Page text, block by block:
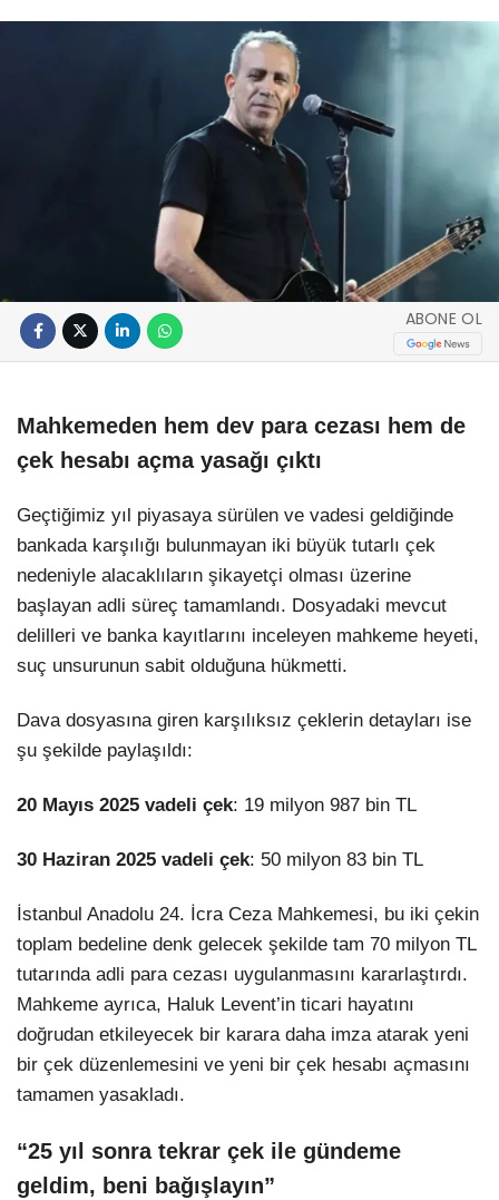
ABONE OL
Mahkemeden hem dev para cezası hem de
çek hesabı açma yasağı çıktı
Geçtiğimiz yıl piyasaya sürülen ve vadesi geldiğinde
bankada karşılığı bulunmayan iki büyük tutarlı çek
nedeniyle alacaklıların şikayetçi olması üzerine
başlayan adli süreç tamamlandı. Dosyadaki mevcut
delilleri ve banka kayıtlarını inceleyen mahkeme heyeti,
suç unsurunun sabit olduğuna hükmetti.
Dava dosyasına giren karşılıksız çeklerin detayları ise
şu şekilde paylaşıldı:
20 Mayıs 2025 vadeli çek: 19 milyon 987 bin TL
30 Haziran 2025 vadeli çek: 50 milyon 83 bin TL
İstanbul Anadolu 24. İcra Ceza Mahkemesi, bu iki çekin
toplam bedeline denk gelecek şekilde tam 70 milyon TL
tutarında adli para cezası uygulanmasını kararlaştırdı.
Mahkeme ayrıca, Haluk Levent’in ticari hayatını
doğrudan etkileyecek bir karara daha imza atarak yeni
bir çek düzenlemesini ve yeni bir çek hesabı açmasını
tamamen yasakladı.
“25 yıl sonra tekrar çek ile gündeme
geldim, beni bağışlayın”